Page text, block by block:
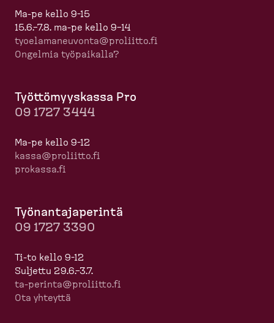
Ma-pe kello 9-15
15.6.–7.8. ma-pe kello 9–14
tyoela­ma­neuvonta@proliitto.fi
Ongelmia työpaikalla?
Työttö­myyskassa Pro
09 1727 3444
Ma-pe kello 9-12
kassa@proliitto.fi
prokassa.fi
Työnan­ta­ja­perintä
09 1727 3390
Ti-to kello 9-12
Suljettu 29.6.–3.7.
ta-​perinta@proliitto.fi
Ota yhteyttä